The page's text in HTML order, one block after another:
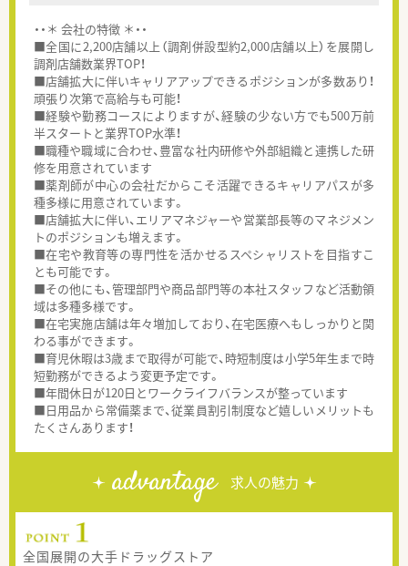
・・＊ 会社の特徴 ＊・・
■全国に2,200店舗以上（調剤併設型約2,000店舗以上）を展開し
調剤店舗数業界TOP！
■店舗拡大に伴いキャリアアップできるポジションが多数あり！
頑張り次第で高給与も可能！
■経験や勤務コースによりますが、経験の少ない方でも500万前
半スタートと業界TOP水準！
■職種や職域に合わせ、豊富な社内研修や外部組織と連携した研
修を用意されています
■薬剤師が中心の会社だからこそ活躍できるキャリアパスが多
種多様に用意されています。
■店舗拡大に伴い、エリアマネジャーや営業部長等のマネジメン
トのポジションも増えます。
■在宅や教育等の専門性を活かせるスペシャリストを目指すこ
とも可能です。
■その他にも、管理部門や商品部門等の本社スタッフなど活動領
域は多種多様です。
■在宅実施店舗は年々増加しており、在宅医療へもしっかりと関
わる事ができます。
■育児休暇は3歳まで取得が可能で、時短制度は小学5年生まで時
短勤務ができるよう変更予定です。
■年間休日が120日とワークライフバランスが整っています
■日用品から常備薬まで、従業員割引制度など嬉しいメリットも
たくさんあります！
advantage 求人の魅力
全国展開の大手ドラッグストア